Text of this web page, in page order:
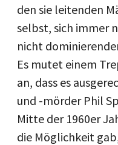
den sie leitenden
selbst, sich immer
nicht
Es mutet einem
an, dass es
und -mörder Phil
Mitte der 1960er
die Möglichkeit